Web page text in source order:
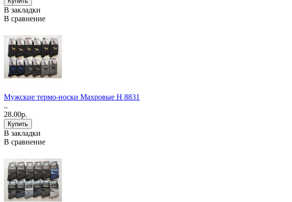
В закладки
В сравнение
Мужские термо-носки Махровые Н 8831
..
28.00р.
В закладки
В сравнение